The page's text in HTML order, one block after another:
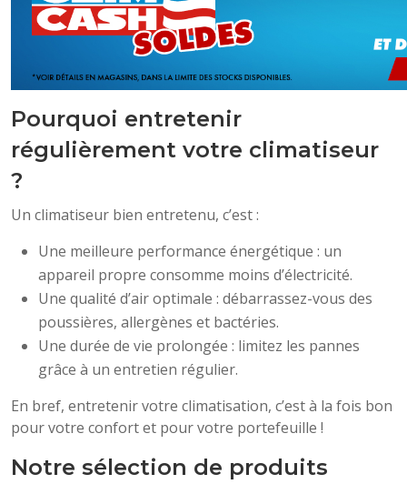
Pourquoi entretenir
régulièrement votre climatiseur
?
Un climatiseur bien entretenu, c’est :
Une meilleure performance énergétique : un
appareil propre consomme moins d’électricité.
Une qualité d’air optimale : débarrassez-vous des
poussières, allergènes et bactéries.
Une durée de vie prolongée : limitez les pannes
grâce à un entretien régulier.
En bref, entretenir votre climatisation, c’est à la fois bon
pour votre confort et pour votre portefeuille !
Notre sélection de produits